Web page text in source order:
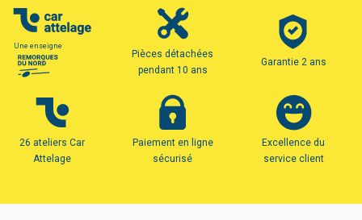
Une enseigne
Pièces détachées
pendant 10 ans
Garantie 2 ans
26 ateliers Car
Attelage
Paiement en ligne
sécurisé
Excellence du
service client